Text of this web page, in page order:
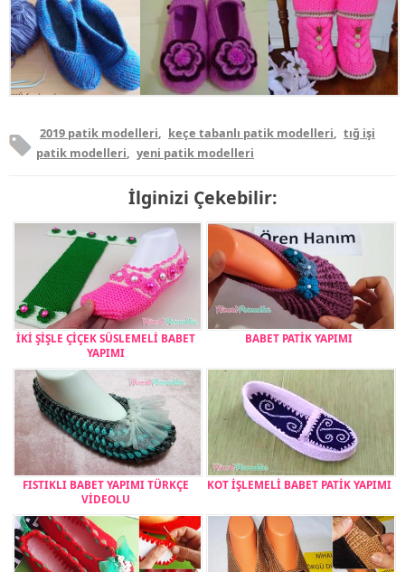
2019 patik modelleri, keçe tabanlı patik modelleri, tığ işi
patik modelleri, yeni patik modelleri
İlginizi Çekebilir:
İKİ ŞİŞLE ÇİÇEK SÜSLEMELİ BABET
YAPIMI
BABET PATİK YAPIMI
FISTIKLI BABET YAPIMI TÜRKÇE
VİDEOLU
KOT İŞLEMELİ BABET PATİK YAPIMI